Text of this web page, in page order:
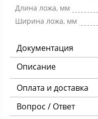
Длина ложа, мм
Ширина ложа, мм
Документация
Описание
Оплата и доставка
Вопрос / Ответ